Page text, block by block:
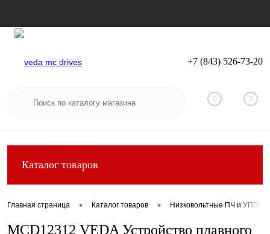
Вход Регистрация
+7 (843) 526-73-20
0 0
Каталог товаров
Главная страница • Каталог товаров • Низковольтные ПЧ и УПП
MCD12312 VEDA Устройство плавного